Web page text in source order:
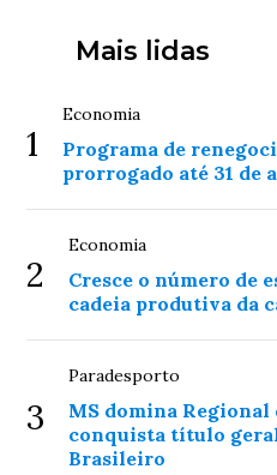
Mais lidas
1
Economia
Programa de
prorrogado até 31 de
2
Economia
Cresce o número de
cadeia produtiva da
3
Paradesporto
MS domina
conquista título
Brasileiro